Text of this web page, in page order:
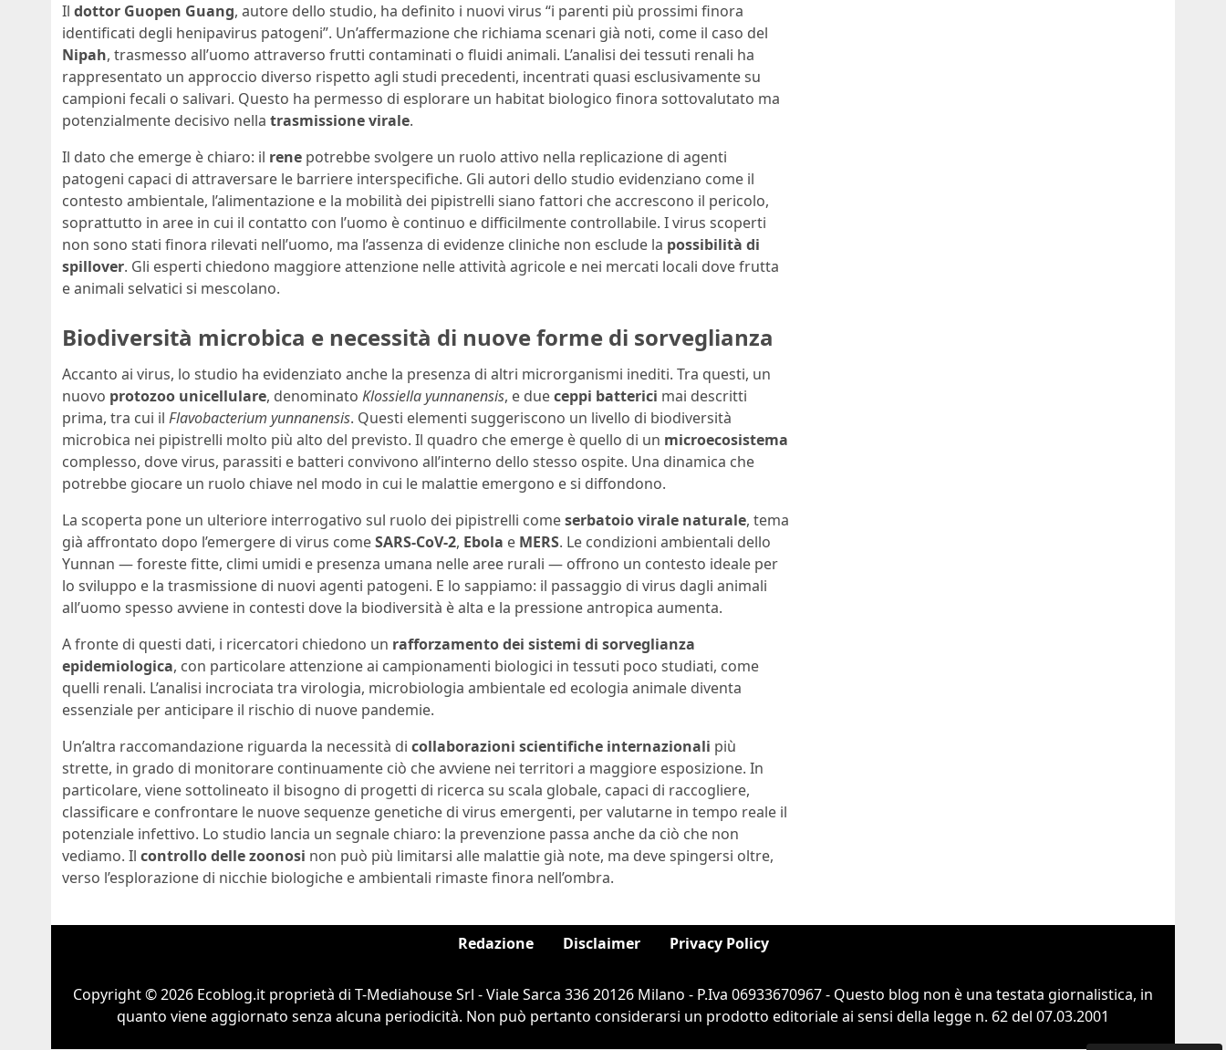
Il dottor Guopen Guang, autore dello studio, ha definito i nuovi virus “i parenti più prossimi finora
identificati degli henipavirus patogeni”. Un’affermazione che richiama scenari già noti, come il caso del
Nipah, trasmesso all’uomo attraverso frutti contaminati o fluidi animali. L’analisi dei tessuti renali ha
rappresentato un approccio diverso rispetto agli studi precedenti, incentrati quasi esclusivamente su
campioni fecali o salivari. Questo ha permesso di esplorare un habitat biologico finora sottovalutato ma
potenzialmente decisivo nella trasmissione virale.
Il dato che emerge è chiaro: il rene potrebbe svolgere un ruolo attivo nella replicazione di agenti
patogeni capaci di attraversare le barriere interspecifiche. Gli autori dello studio evidenziano come il
contesto ambientale, l’alimentazione e la mobilità dei pipistrelli siano fattori che accrescono il pericolo,
soprattutto in aree in cui il contatto con l’uomo è continuo e difficilmente controllabile. I virus scoperti
non sono stati finora rilevati nell’uomo, ma l’assenza di evidenze cliniche non esclude la possibilità di
spillover. Gli esperti chiedono maggiore attenzione nelle attività agricole e nei mercati locali dove frutta
e animali selvatici si mescolano.
Biodiversità microbica e necessità di nuove forme di sorveglianza
Accanto ai virus, lo studio ha evidenziato anche la presenza di altri microrganismi inediti. Tra questi, un
nuovo protozoo unicellulare, denominato Klossiella yunnanensis, e dueceppi batterici mai descritti
prima, tra cui il Flavobacterium yunnanensis. Questi elementi suggeriscono un livello di biodiversità
microbica nei pipistrelli molto più alto del previsto. Il quadro che emerge è quello di un microecosistema
complesso, dove virus, parassiti e batteri convivono all’interno dello stesso ospite. Una dinamica che
potrebbe giocare un ruolo chiave nel modo in cui le malattie emergono e si diffondono.
La scoperta pone un ulteriore interrogativo sul ruolo dei pipistrelli comeserbatoio virale naturale, tema
già affrontato dopo l’emergere di virus comeSARS-CoV-2, Ebola e MERS. Le condizioni ambientali dello
Yunnan — foreste fitte, climi umidi e presenza umana nelle aree rurali — offrono un contesto ideale per
lo sviluppo e la trasmissione di nuovi agenti patogeni. E lo sappiamo: il passaggio di virus dagli animali
all’uomo spesso avviene in contesti dove la biodiversità è alta e la pressione antropica aumenta.
A fronte di questi dati, i ricercatori chiedono un rafforzamento dei sistemi di sorveglianza
epidemiologica, con particolare attenzione ai campionamenti biologici in tessuti poco studiati, come
quelli renali. L’analisi incrociata tra virologia, microbiologia ambientale ed ecologia animale diventa
essenziale per anticipare il rischio di nuove pandemie.
Un’altra raccomandazione riguarda la necessità di collaborazioni scientifiche internazionali più
strette, in grado di monitorare continuamente ciò che avviene nei territori a maggiore esposizione. In
particolare, viene sottolineato il bisogno di progetti di ricerca su scala globale, capaci di raccogliere,
classificare e confrontare le nuove sequenze genetiche di virus emergenti, per valutarne in tempo reale il
potenziale infettivo. Lo studio lancia un segnale chiaro: la prevenzione passa anche da ciò che non
vediamo. Il controllo delle zoonosi non può più limitarsi alle malattie già note, ma deve spingersi oltre,
verso l’esplorazione di nicchie biologiche e ambientali rimaste finora nell’ombra.
Redazione Disclaimer Privacy Policy
Copyright © 2026 Ecoblog.it proprietà di T-Mediahouse Srl - Viale Sarca 336 20126 Milano - P.Iva 06933670967 - Questo blog non è una testata giornalistica, in
quanto viene aggiornato senza alcuna periodicità. Non può pertanto considerarsi un prodotto editoriale ai sensi della legge n. 62 del 07.03.2001